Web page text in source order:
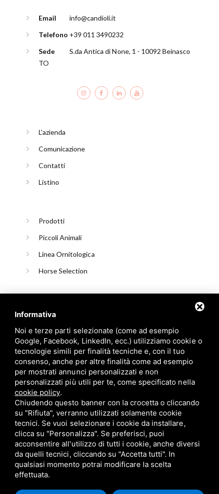
Email
info@candioli.it
Telefono +39 011 3490232
Sede
S.da Antica di None, 1 - 10092 Beinasco
TO
L'azienda
Comunicazione
Contatti
Listino
Prodotti
Piccoli Animali
Linea Ornitologica
Horse Selection
Candioli srl: P.IVA/C.F. 10358790011 / Sede: Strada Comunale
di None, 1 - 10092 BEINASCO (TO)
Privacy policy /Cookie policy/Sitemap / Questo sito è protetto da Google
reCAPTCHA v3, Privacy Policy eTerms of Servicedi Google.
Informativa
Noi e terze parti selezionate (come ad esempio
Google, Facebook, LinkedIn, ecc.) utilizziamo cookie o
tecnologie simili per finalità tecniche e, con il tuo
consenso, anche per altre finalità come ad esempio
per mostrati annunci personalizzati e non
personalizzati più utili per te, come specificato nella
cookie policy.
Chiudendo questo banner con la crocetta o cliccando
su "Rifiuta", verranno utilizzati solamente cookie
tecnici. Se vuoi selezionare i cookie da installare,
clicca su "Personalizza". Se preferisci, puoi
acconsentire all'utilizzo di tutti i cookie, anche diversi
da quelli tecnici, cliccando su "Accetta tutti". In
qualsiasi momento potrai modificare la scelta
effettuata.